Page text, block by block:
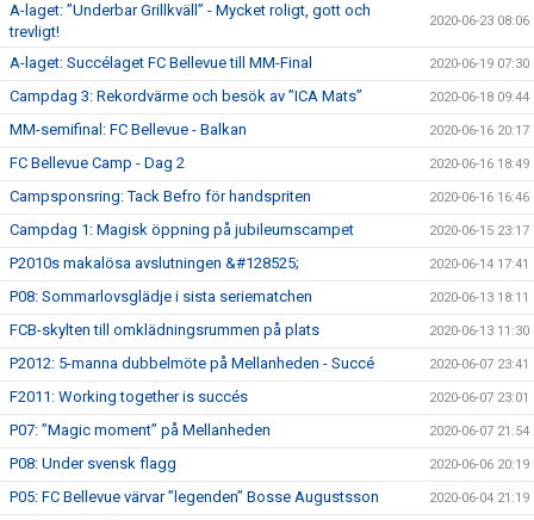
A-laget: ”Underbar Grillkväll” - Mycket roligt, gott och
trevligt!
2020-06-23 08:06
A-laget: Succélaget FC Bellevue till MM-Final 2020-06-19 07:30
Campdag 3: Rekordvärme och besök av ”ICA Mats” 2020-06-18 09:44
MM-semifinal: FC Bellevue - Balkan 2020-06-16 20:17
FC Bellevue Camp - Dag 2 2020-06-16 18:49
Campsponsring: Tack Befro för handspriten 2020-06-16 16:46
Campdag 1: Magisk öppning på jubileumscampet 2020-06-15 23:17
P2010s makalösa avslutningen &#128525; 2020-06-14 17:41
P08: Sommarlovsglädje i sista seriematchen 2020-06-13 18:11
FCB-skylten till omklädningsrummen på plats 2020-06-13 11:30
P2012: 5-manna dubbelmöte på Mellanheden - Succé 2020-06-07 23:41
F2011: Working together is succés 2020-06-07 23:01
P07: ”Magic moment” på Mellanheden 2020-06-07 21:54
P08: Under svensk flagg 2020-06-06 20:19
P05: FC Bellevue värvar ”legenden” Bosse Augustsson 2020-06-04 21:19